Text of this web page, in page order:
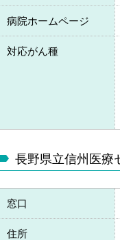
病院ホームページ
対応がん種
長野県立信州医療
窓口
住所